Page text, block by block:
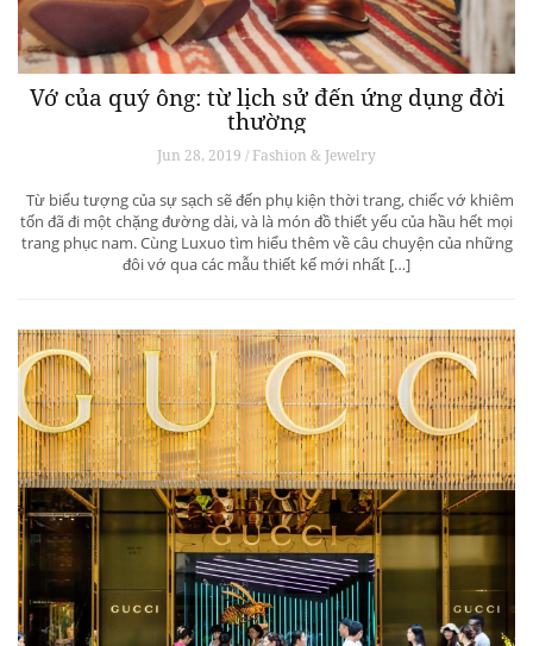
Vớ của quý ông: từ lịch sử đến ứng dụng đời
thường
Jun 28, 2019 / Fashion & Jewelry
Từ biểu tượng của sự sạch sẽ đến phụ kiện thời trang, chiếc vớ khiêm
tốn đã đi một chặng đường dài, và là món đồ thiết yếu của hầu hết mọi
trang phục nam. Cùng Luxuo tìm hiểu thêm về câu chuyện của những
đôi vớ qua các mẫu thiết kế mới nhất […]